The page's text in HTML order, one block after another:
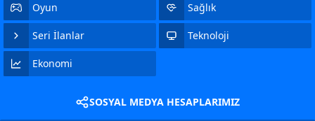
Oyun Sağlık
Seri İlanlar Teknoloji
Ekonomi
SOSYAL MEDYA HESAPLARIMIZ